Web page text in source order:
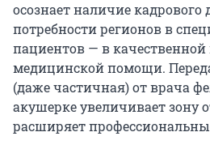
осознает наличие кадрового
потребности регионов в
пациентов — в качественной
медицинской помощи.
(даже частичная) от врача
акушерке увеличивает зону
расширяет